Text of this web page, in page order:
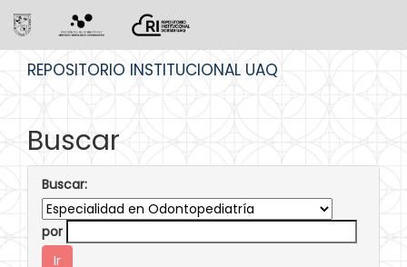
REPOSITORIO INSTITUCIONAL UAQ
Buscar
Buscar:
por